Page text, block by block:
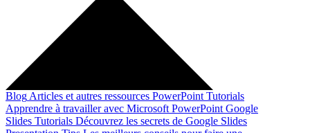
Blog Articles et autres ressources PowerPoint Tutorials
Apprendre à travailler avec Microsoft PowerPoint Google
Slides Tutorials Découvrez les secrets de Google Slides